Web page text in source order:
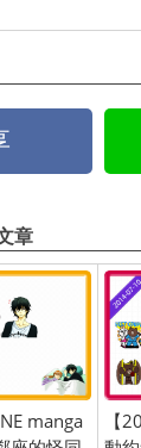
章
manga
【